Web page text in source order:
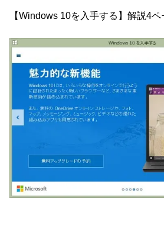
【Windows 10を入手する】解説4ペ